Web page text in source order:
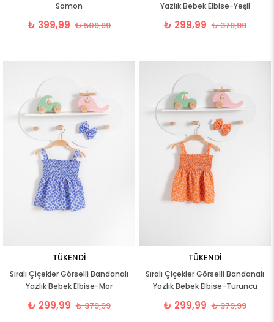
Somon
₺ 399,99 ₺ 509,99
Yazlık Bebek Elbise-Yeşil
₺ 299,99 ₺ 379,99
TÜKENDI
Sıralı Çiçekler Görselli Bandanalı
Yazlık Bebek Elbise-Mor
₺ 299,99 ₺ 379,99
TÜKENDI
Sıralı Çiçekler Görselli Bandanalı
Yazlık Bebek Elbise-Turuncu
₺ 299,99 ₺ 379,99